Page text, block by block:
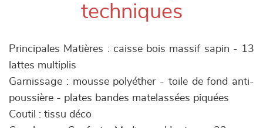
techniques
Principales Matières : caisse bois massif sapin - 13
lattes multiplis
Garnissage : mousse polyéther - toile de fond anti-
poussière - plates bandes matelassées piquées
Coutil : tissu déco